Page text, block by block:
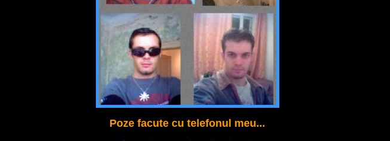
Poze facute cu telefonul meu...